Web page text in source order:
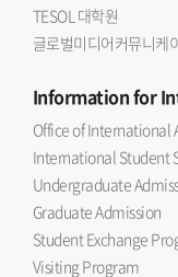
TESOL 대학원
글로벌미디어커뮤니케
Informationfor
Office of International
International Student
Undergraduate
Graduate Admission
Student Exchange
Visiting Program